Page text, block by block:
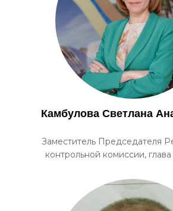
Камбулова Светлана
Заместитель Председателя
контрольной комиссии, глава